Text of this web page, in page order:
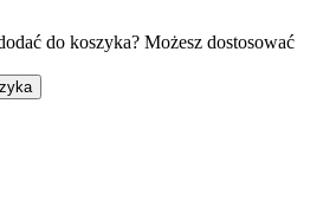
do koszyka? Możesz dostosować